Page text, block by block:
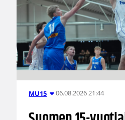
MU15 06.08.2026 21:44